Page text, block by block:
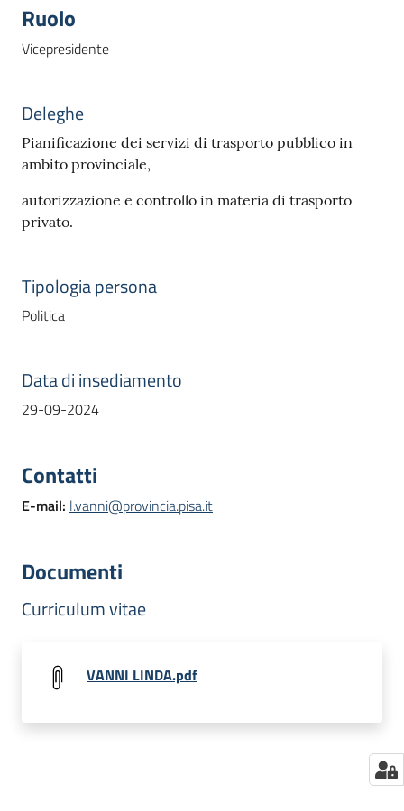
Ruolo
Vicepresidente
Deleghe
Pianificazione dei servizi di trasporto pubblico in
ambito provinciale,
autorizzazione e controllo in materia di trasporto
privato.
Tipologia persona
Politica
Data di insediamento
29-09-2024
Contatti
E-mail: l.vanni@provincia.pisa.it
Documenti
Curriculum vitae
VANNI LINDA.pdf